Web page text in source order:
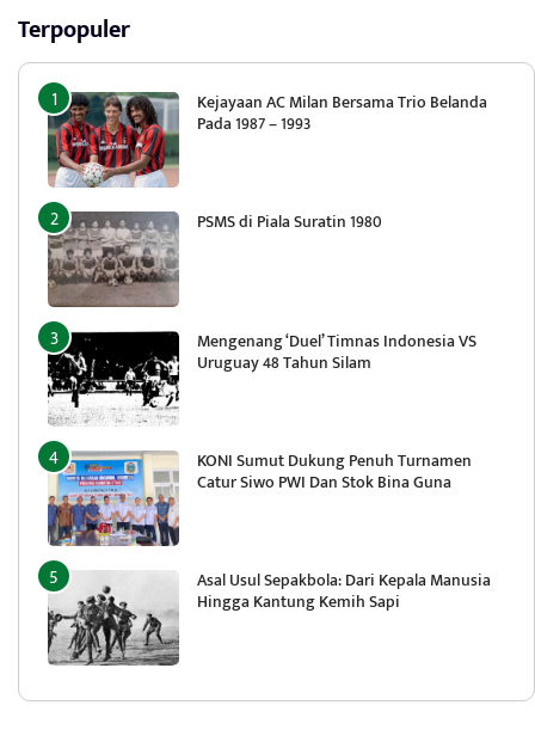
Terpopuler
Kejayaan AC Milan Bersama Trio Belanda
Pada 1987 – 1993
PSMS di Piala Suratin 1980
Mengenang ‘Duel’ Timnas Indonesia VS
Uruguay 48 Tahun Silam
KONI Sumut Dukung Penuh Turnamen
Catur Siwo PWI Dan Stok Bina Guna
Asal Usul Sepakbola: Dari Kepala Manusia
Hingga Kantung Kemih Sapi